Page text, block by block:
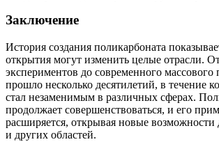
Заключение
История создания поликарбоната
открытия могут изменить целые отрасли.
экспериментов до современного массового
прошло несколько десятилетий, в течение
стал незаменимым в различных сферах.
продолжает совершенствоваться, и его
расширяется, открывая новые возможности
и других областей.